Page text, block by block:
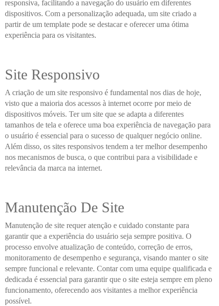
responsiva, facilitando a navegação do usuário em diferentes
dispositivos. Com a personalização adequada, um site criado a
partir de um template pode se destacar e oferecer uma ótima
experiência para os visitantes.
Site Responsivo
A criação de um site responsivo é fundamental nos dias de hoje,
visto que a maioria dos acessos à internet ocorre por meio de
dispositivos móveis. Ter um site que se adapta a diferentes
tamanhos de tela e oferece uma boa experiência de navegação para
o usuário é essencial para o sucesso de qualquer negócio online.
Além disso, os sites responsivos tendem a ter melhor desempenho
nos mecanismos de busca, o que contribui para a visibilidade e
relevância da marca na internet.
Manutenção De Site
Manutenção de site requer atenção e cuidado constante para
garantir que a experiência do usuário seja sempre positiva. O
processo envolve atualização de conteúdo, correção de erros,
monitoramento de desempenho e segurança, visando manter o site
sempre funcional e relevante. Contar com uma equipe qualificada e
dedicada é essencial para garantir que o site esteja sempre em pleno
funcionamento, oferecendo aos visitantes a melhor experiência
possível.